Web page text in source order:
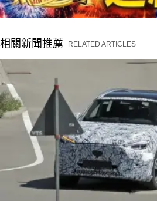
相關新聞推薦 RELATED ARTICLES